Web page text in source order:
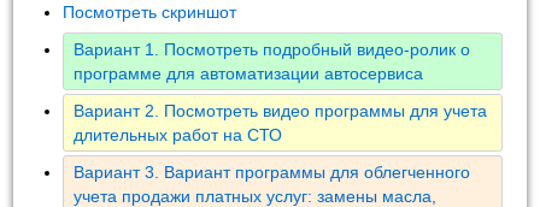
Посмотреть скриншот
Вариант 1. Посмотреть подробный видео-ролик о
программе для автоматизации автосервиса
Вариант 2. Посмотреть видео программы для учета
длительных работ на СТО
Вариант 3. Вариант программы для облегченного
учета продажи платных услуг: замены масла,